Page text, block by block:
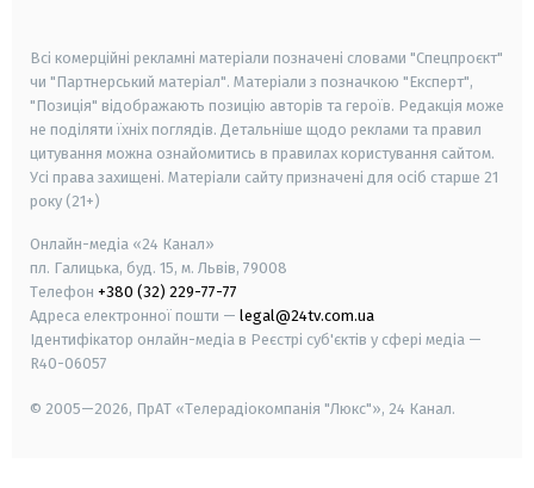
Всі комерційні рекламні матеріали позначені словами "Спецпроєкт"
чи "Партнерський матеріал". Матеріали з позначкою "Експерт",
"Позиція" відображають позицію авторів та героїв. Редакція може
не поділяти їхніх поглядів. Детальніше щодо реклами та правил
цитування можна ознайомитись в правилах користування сайтом.
Усі права захищені. Матеріали сайту призначені для осіб старше 21
року (21+)
Онлайн-медіа «24 Канал»
пл. Галицька, буд. 15, м. Львів, 79008
Телефон +380 (32) 229-77-77
Адреса електронної пошти — legal@24tv.com.ua
Ідентифікатор онлайн-медіа в Реєстрі суб'єктів у сфері медіа —
R40-06057
© 2005—2026, ПрАТ «Телерадіокомпанія "Люкс"», 24 Канал.